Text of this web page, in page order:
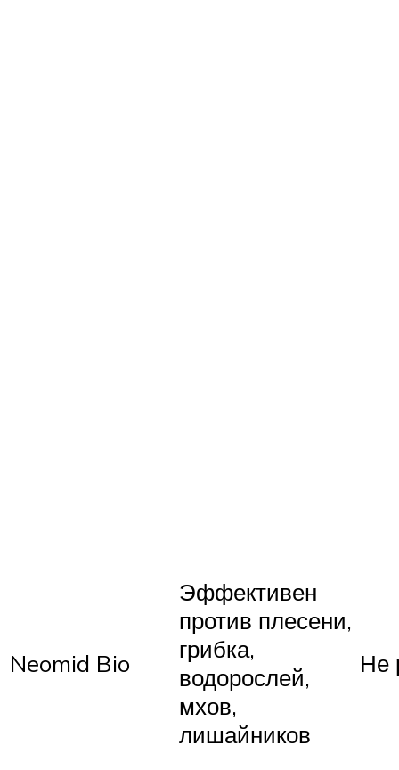
Neomid Bio
Эффективен
против плесени,
грибка,
водорослей,
мхов,
лишайников
Не